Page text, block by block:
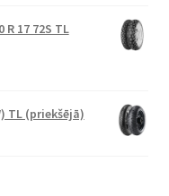
17 72S TL
TL (priekšējā)